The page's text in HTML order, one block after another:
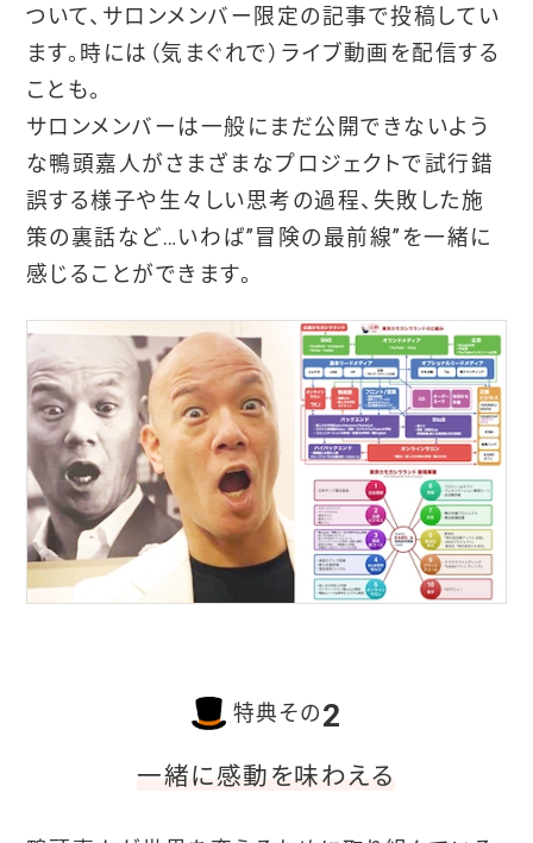
ついて、サロンメンバー限定の記事で投稿してい
ます。時には（気まぐれで）ライブ動画を配信する
ことも。
サロンメンバーは一般にまだ公開できないよう
な鴨頭嘉人がさまざまなプロジェクトで試行錯
誤する様子や生々しい思考の過程、失敗した施
策の裏話など…いわば”冒険の最前線”を一緒に
感じることができます。
特典その 2
一緒に感動を味わえる